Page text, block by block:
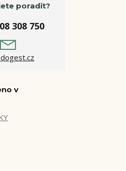
poradit?
308 750
v